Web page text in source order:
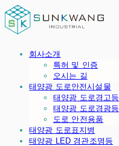
회사소개
특허 및 인증
오시는 길
태양광 도로안전시설물
태양광 도로경고등
태양광 도로경광등
도로 안전용품
태양광 도로표지병
태양광 LED 경관조명등